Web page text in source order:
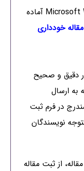
- مقالات باید در (2007 یا 2010) Microsoft Word آماده
مقاله خودداری
دقیق و صحیح
به ارسال
در فرم ثبت
نویسندگان
از ثبت مقاله